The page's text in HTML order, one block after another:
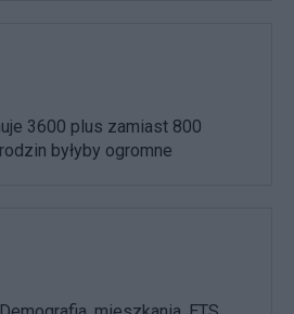
3600 plus zamiast 800
byłyby ogromne